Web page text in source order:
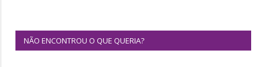
NÃO ENCONTROU O QUE QUERIA?